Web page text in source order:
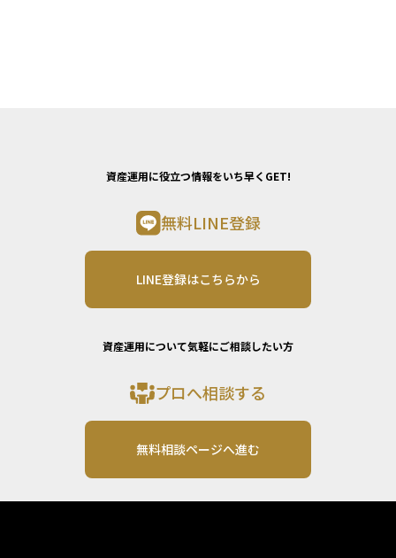
資産運用に役立つ情報をいち早くGET!
無料LINE登録
LINE登録はこちらから
資産運用について気軽にご相談したい方
プロへ相談する
無料相談ページへ進む